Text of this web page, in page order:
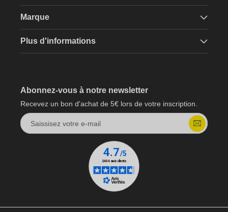
Marque
Plus d'informations
Abonnez-vous à notre newsletter
Recevez un bon d'achat de 5€ lors de votre inscription.
Saissisez votre e-mail